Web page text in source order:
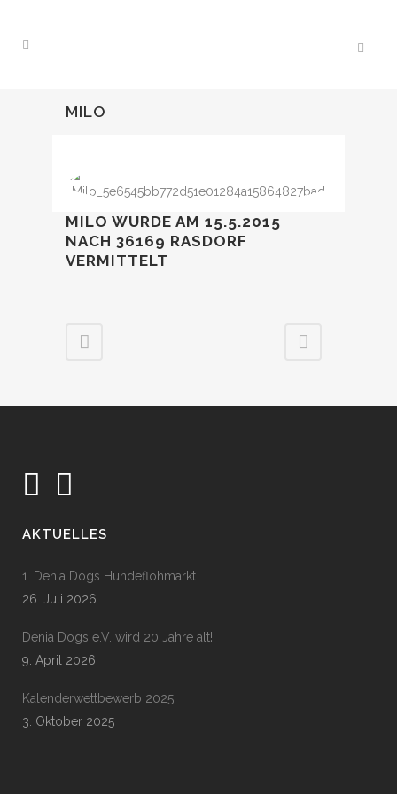
MILO
MILO WURDE AM 15.5.2015
NACH 36169 RASDORF
VERMITTELT
AKTUELLES
1. Denia Dogs Hundeflohmarkt
26. Juli 2026
Denia Dogs e.V. wird 20 Jahre alt!
9. April 2026
Kalenderwettbewerb 2025
3. Oktober 2025